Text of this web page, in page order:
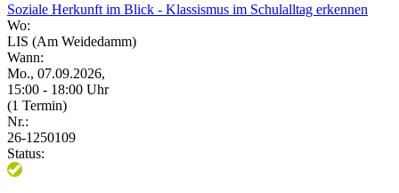
Soziale Herkunft im Blick - Klassismus im Schulalltag erkennen
Wo:
LIS (Am Weidedamm)
Wann:
Mo., 07.09.2026,
15:00 - 18:00 Uhr
(1 Termin)
Nr.:
26-1250109
Status: